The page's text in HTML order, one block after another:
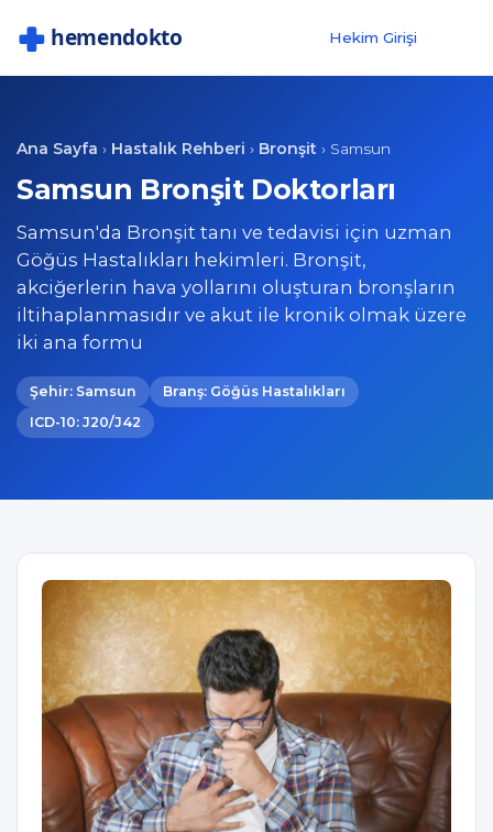
Hekim Girişi
Ana Sayfa › Hastalık Rehberi › Bronşit › Samsun
Samsun Bronşit Doktorları
Samsun'da Bronşit tanı ve tedavisi için uzman
Göğüs Hastalıkları hekimleri. Bronşit,
akciğerlerin hava yollarını oluşturan bronşların
iltihaplanmasıdır ve akut ile kronik olmak üzere
iki ana formu
Şehir: Samsun
Branş: Göğüs Hastalıkları
ICD-10: J20/J42